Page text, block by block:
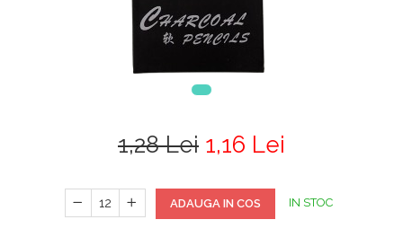
1,28 Lei 1,16 Lei
ADAUGA IN COS IN STOC